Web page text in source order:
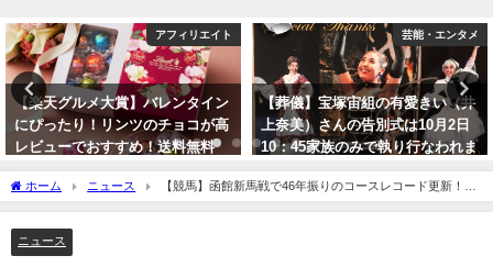
アフィリエイト
【楽天グルメ大賞】バレンタイン
にぴったり！リンツのチョコが高
レビューでおすすめ！送料無料
芸能・エンタメ
【葬儀】宝塚宙組の有愛きい（井
上奈美）さんの告別式は10月2日
10：45家族のみで執り行なわれま
した。予告していた飛び降り自殺
は稽古終了後、満月の夜に宙
へ。。。
ホーム ニュース
【競馬】函館新馬戦で46年振りのコースレコード更新！ハ
ギノトップレディを抜いたカイショー桜花賞・オークス本命
ニュース